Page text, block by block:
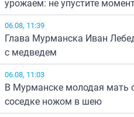
урожаем: не упустите
06.08, 11:39
Глава Мурманска Иван
с медведем
06.08, 11:03
В Мурманске молодая мать
соседке ножом в шею